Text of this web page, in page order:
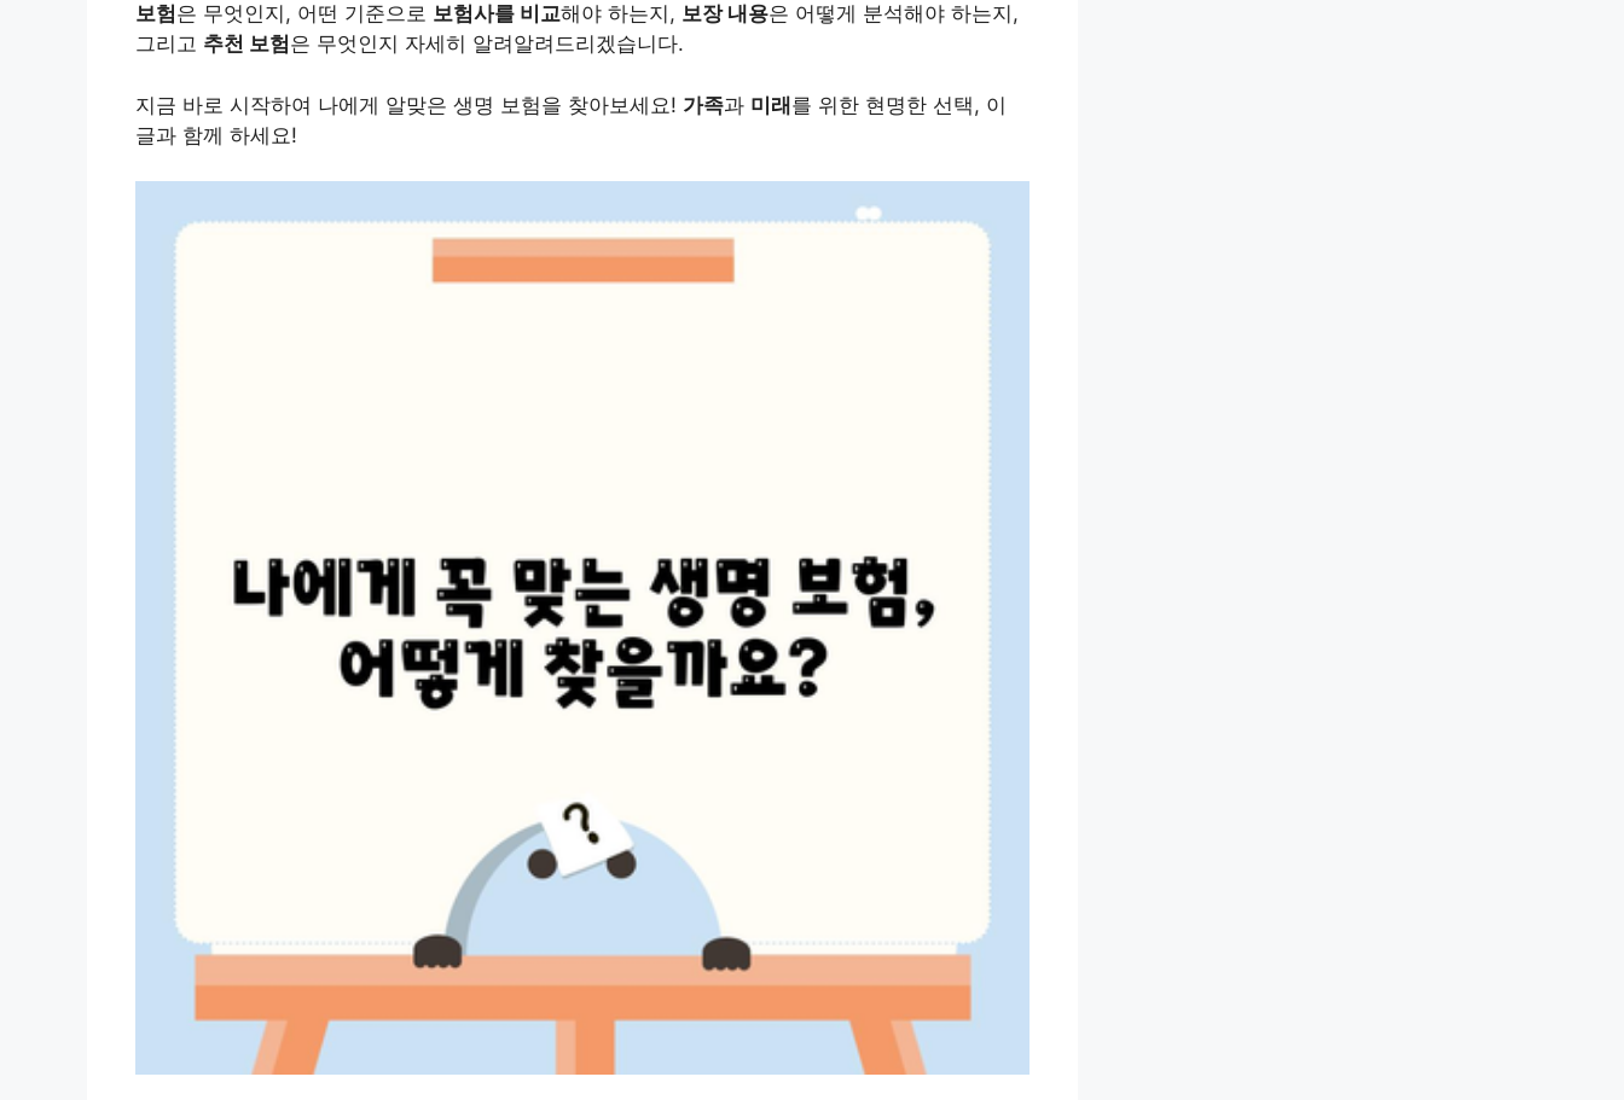
보험은 무엇인지, 어떤 기준으로 보험사를 비교해야 하는지, 보장 내용은 어떻게 분석해야 하는지,
그리고 추천 보험은 무엇인지 자세히 알려알려드리겠습니다.
지금 바로 시작하여 나에게 알맞은 생명 보험을 찾아보세요! 가족과 미래를 위한 현명한 선택, 이
글과 함께 하세요!